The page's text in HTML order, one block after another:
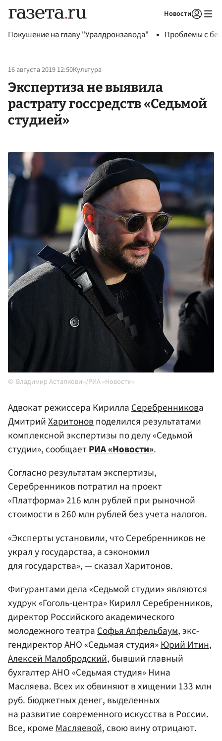
Новости
Покушение на главу "Уралдронзавода" Проблемы с
16 августа 2019 12:50Культура
Экспертиза не выявила
растрату госсредств «Седьмой
студией»
Владимир Астапкович/РИА «Новости»
Адвокат режиссера КириллаСеребренникова
ДмитрийХаритоновподелился результатами
комплексной экспертизы по делу «Седьмой
студии», сообщаетРИА «Новости».
Согласно результатам экспертизы,
Серебренников потратил на проект
«Платформа» 216 млн рублей при рыночной
стоимости в 260 млн рублей без учета налогов.
«Эксперты установили, что Серебренников не
украл у государства, а сэкономил
для государства», — сказал Харитонов.
Фигурантами дела «Седьмой студии» являются
худрук «Гоголь-центра» Кирилл Серебренников,
директор Российского академического
молодежного театраСофья Апфельбаум, экс-
гендиректор АНО «Седьмая студия»Юрий Итин,
Алексей Малобродский, бывший главный
бухгалтер АНО «Седьмая студия» Нина
Масляева. Всех их обвиняют в хищении 133 млн
руб. бюджетных денег, выделенных
на развитие современного искусства в России.
Все, кромеМасляевой, свою вину отрицают.